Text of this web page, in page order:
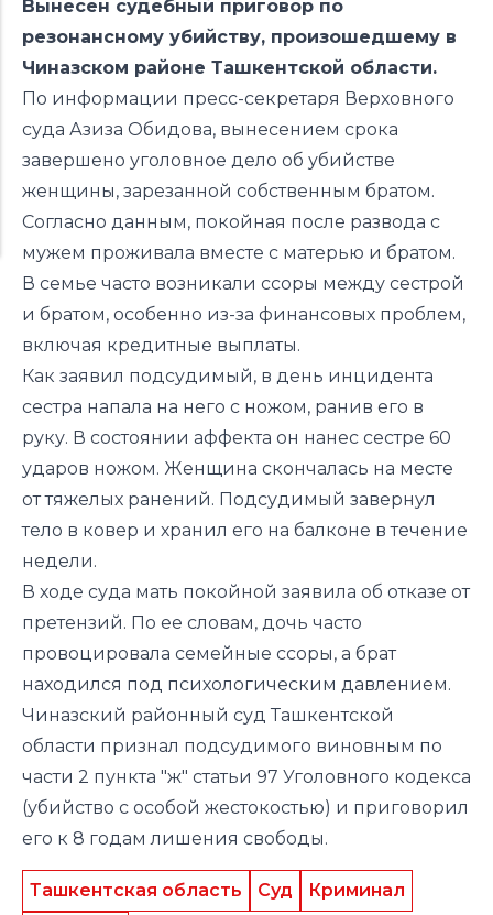
Вынесен судебный приговор по
резонансному убийству, произошедшему в
Чиназском районе Ташкентской области.
По информации пресс-секретаря Верховного
суда Азиза Обидова, вынесением срока
завершено уголовное дело об убийстве
женщины, зарезанной собственным братом.
Согласно данным, покойная после развода с
мужем проживала вместе с матерью и братом.
В семье часто возникали ссоры между сестрой
и братом, особенно из-за финансовых проблем,
включая кредитные выплаты.
Как заявил подсудимый, в день инцидента
сестра напала на него с ножом, ранив его в
руку. В состоянии аффекта он нанес сестре 60
ударов ножом. Женщина скончалась на месте
от тяжелых ранений. Подсудимый завернул
тело в ковер и хранил его на балконе в течение
недели.
В ходе суда мать покойной заявила об отказе от
претензий. По ее словам, дочь часто
провоцировала семейные ссоры, а брат
находился под психологическим давлением.
Чиназский районный суд Ташкентской
области признал подсудимого виновным по
части 2 пункта "ж" статьи 97 Уголовного кодекса
(убийство с особой жестокостью) и приговорил
его к 8 годам лишения свободы.
Ташкентская область Суд
Криминал